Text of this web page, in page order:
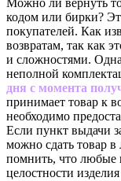
Можно ли вернуть
кодом или бирки?
покупателей. Как
возвратам, так как
и сложностями.
неполной
дня с момента
принимает товар к
необходимо
Если пункт выдачи
можно сдать товар
помнить, что любые
целостности